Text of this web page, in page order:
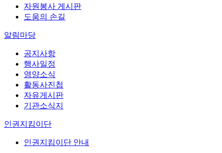
자원봉사 게시판
도움의 손길
알림마당
공지사항
행사일정
영양소식
활동사진첩
자유게시판
기관소식지
인권지킴이단
인권지킴이단 안내